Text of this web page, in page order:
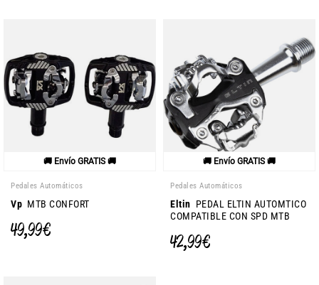
🚚 Envío GRATIS 🚚
Pedales Automáticos
Vp MTB CONFORT
49,99 €
🚚 Envío GRATIS 🚚
Pedales Automáticos
Eltin PEDAL ELTIN AUTOMTICO
COMPATIBLE CON SPD MTB
42,99 €